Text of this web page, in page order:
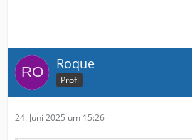
Roque
Profi
24. Juni 2025 um 15:26